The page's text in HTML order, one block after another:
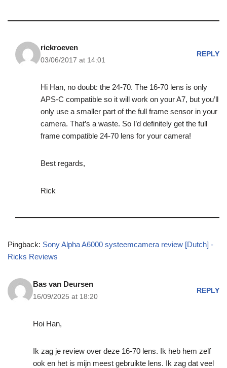
rickroeven
03/06/2017 at 14:01
REPLY
Hi Han, no doubt: the 24-70. The 16-70 lens is only
APS-C compatible so it will work on your A7, but you’ll
only use a smaller part of the full frame sensor in your
camera. That’s a waste. So I’d definitely get the full
frame compatible 24-70 lens for your camera!
Best regards,
Rick
Pingback: Sony Alpha A6000 systeemcamera review [Dutch] -
Ricks Reviews
Bas van Deursen
16/09/2025 at 18:20
REPLY
Hoi Han,
Ik zag je review over deze 16-70 lens. Ik heb hem zelf
ook en het is mijn meest gebruikte lens. Ik zag dat veel